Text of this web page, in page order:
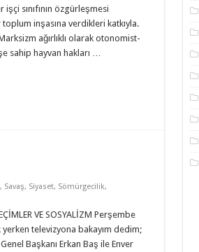
işçi sınıfının özgürleşmesi
inşasına verdikleri katkıyla.
ağırlıklı olarak otonomist-
sahip hayvan hakları …
, Savaş, Siyaset, Sömürgecilik,
VE SOSYALİZM Perşembe
yerken televizyona bakayım dedim;
Başkanı Erkan Baş ile Enver